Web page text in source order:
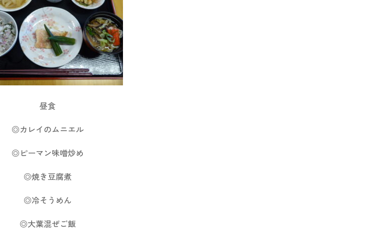
昼食
◎カレイのムニエル
◎ピーマン味噌炒め
◎焼き豆腐煮
◎冷そうめん
◎大葉混ぜご飯